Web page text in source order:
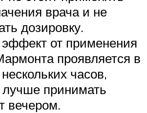
врача и не
дозировку.
от применения
проявляется в
часов,
лучше принимать
вечером.